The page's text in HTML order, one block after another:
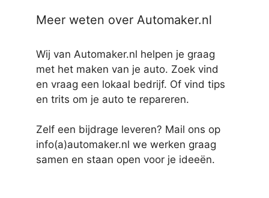
Meer weten over Automaker.nl
Wij van Automaker.nl helpen je graag
met het maken van je auto. Zoek vind
en vraag een lokaal bedrijf. Of vind tips
en trits om je auto te repareren.
Zelf een bijdrage leveren? Mail ons op
info(a)automaker.nl we werken graag
samen en staan open voor je ideeën.